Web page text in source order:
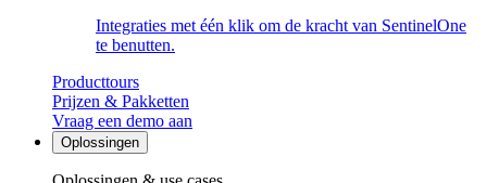
Integraties met één klik om de kracht van SentinelOne
te benutten.
Producttours
Prijzen & Pakketten
Vraag een demo aan
Oplossingen